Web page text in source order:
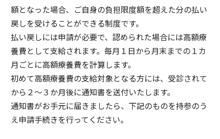
額となった場合、ご自身の負担限度額を超えた分の払い
戻しを受けることができる制度です。
払い戻しには申請が必要で、認められた場合には高額療
養費として支給されます。毎月１日から月末までの１カ
月ごとに高額療養費を計算します。
初めて高額療養費の支給対象となる方には、受診されて
から２～３か月後に通知書を送付いたします。
通知書がお手元に届きましたら、下記のものを持参のう
え申請手続きを行ってください。